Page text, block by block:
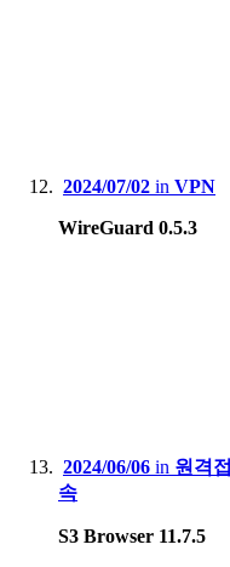
2024/07/02 in VPN
WireGuard 0.5.3
2024/06/06 in 원격접
속
S3 Browser 11.7.5